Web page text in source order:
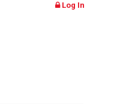
Log In